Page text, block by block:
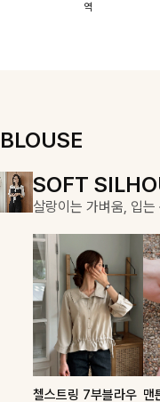
스에요🖤
역
BLOUSE
SOFT
살랑이는 가벼움, 입
첼스트링 7부블라우 맨
COZY
매일의 일상을 부드럽
론클디 브이넥니트
칠
DOUBLE
함께할 때 더욱 완벽한,
필첸체크 스트링블라
특